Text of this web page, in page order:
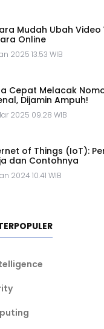
Mudah Ubah Video
Online
2025 13.53 WIB
Cepat Melacak
Dijamin Ampuh!
2025 09.28 WIB
of Things (IoT):
dan Contohnya
2024 10.41 WIB